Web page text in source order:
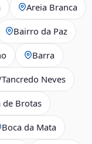
Areia Branca
Bairro da Paz
Barra
Neves
de Brotas
Boca da Mata